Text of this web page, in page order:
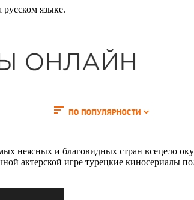
языке.
неясных и благовидных стран всецело
актерской игре турецкие киносериалы